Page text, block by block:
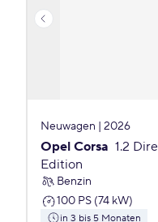
Neuwagen | 2026
Opel Corsa 1.2
Edition
Benzin
100 PS (74 kW)
in 3 bis 5 Monaten